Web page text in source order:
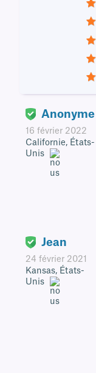
5
4
3
2
Anonyme
16 février 2022
Californie, États-
Unis
Jean
24 février 2021
Kansas, États-
Unis